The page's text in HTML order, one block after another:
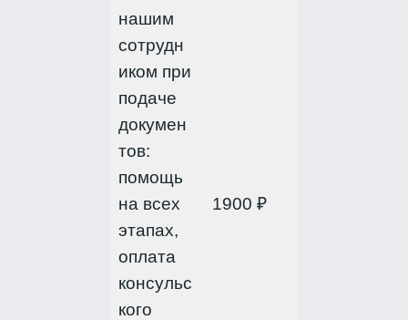
нашим
сотрудн
иком при
подаче
докумен
тов:
помощь
на всех
этапах,
оплата
консульс
кого
1900 ₽